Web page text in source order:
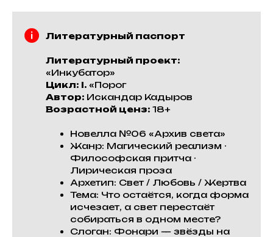
Литературный паспорт
Литературный проект:
«Инкубатор»
Цикл: I. «Порог
Автор: Искандар Кадыров
Возрастной ценз: 18+
Новелла №06 «Архив света»
Жанр: Магический реализм ·
Философская притча ·
Лирическая проза
Архетип: Свет / Любовь / Жертва
Тема: Что остаётся, когда форма
исчезает, а свет перестаёт
собираться в одном месте?
Слоган: Фонари — звёзды на